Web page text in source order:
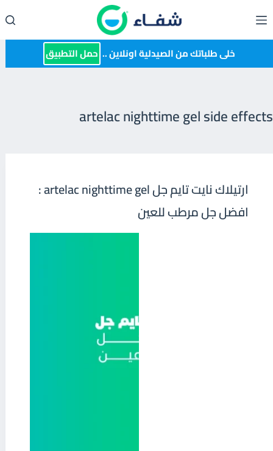
إلى
المحتوى خلى طلباتك من الصيدلية اونلاين .. حمل التطبيق
artelac nighttime gel side effects
ارتيلاك نايت تايم جل artelac nighttime gel :
افضل جل مرطب للعين